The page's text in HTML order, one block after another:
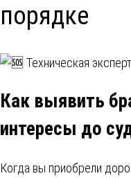
порядке
Как выявить
интересы до
Когда вы приобрели